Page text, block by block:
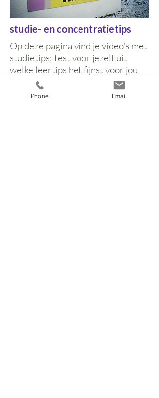
studie- en concentratietips
Op deze pagina vind je video's met
studietips; test voor jezelf uit
welke leertips het fijnst voor jou
werken.
Phone Email